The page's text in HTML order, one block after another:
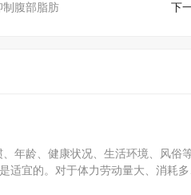
制腹部脂肪 下
年龄、健康状况、生活环境、风俗
适宜的。对于体力劳动量大、消耗